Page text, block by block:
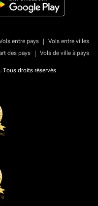
entre pays |
Vols entre villes
des pays | Vols de ville à pays
Tous droits réservés